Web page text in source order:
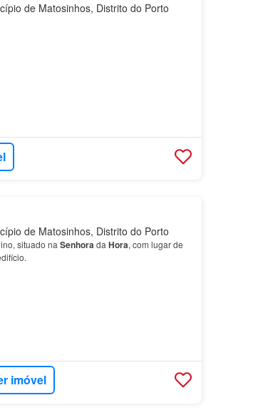
de Matosinhos, Distrito do Porto
de Matosinhos, Distrito do Porto
situado na Senhorada Hora, com lugar de
imóvel